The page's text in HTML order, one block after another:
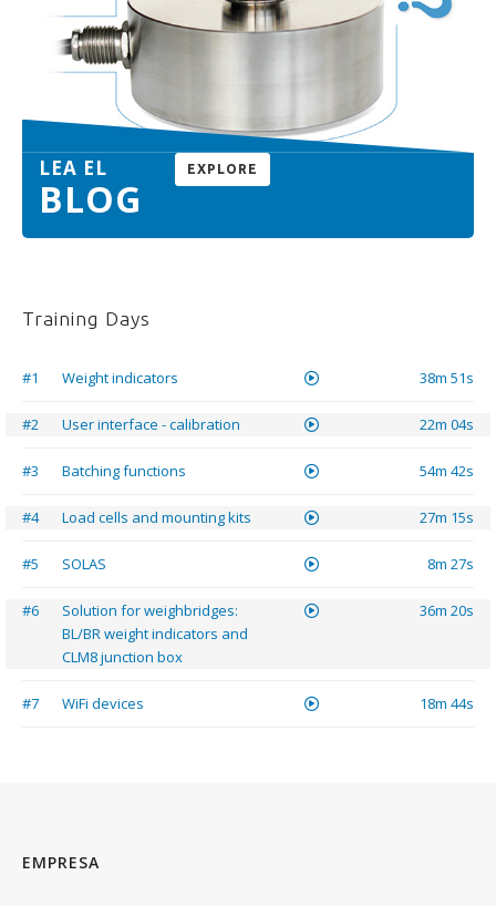
LEA EL
BLOG
EXPLORE
Training Days
#1 Weight indicators 38m 51s
#2 User interface - calibration 22m 04s
#3 Batching functions 54m 42s
#4 Load cells and mounting kits 27m 15s
#5 SOLAS 8m 27s
#6
Solution for weighbridges:
BL/BR weight indicators and
CLM8 junction box
36m 20s
#7 WiFi devices 18m 44s
EMPRESA